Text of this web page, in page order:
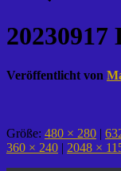
20230917
Veröffentlicht von
Größe: 480 × 280 |
360 × 240 | 2048 ×